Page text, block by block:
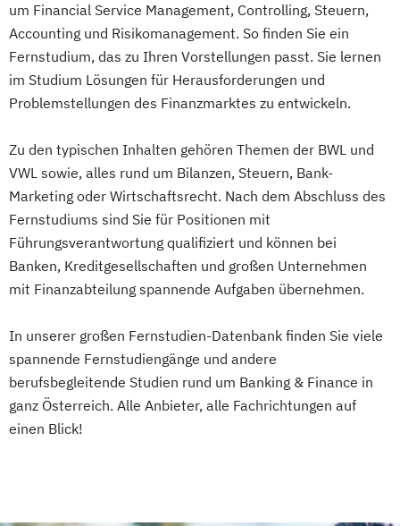
um Financial Service Management, Controlling, Steuern,
Accounting und Risikomanagement. So finden Sie ein
Fernstudium, das zu Ihren Vorstellungen passt. Sie lernen
im Studium Lösungen für Herausforderungen und
Problemstellungen des Finanzmarktes zu entwickeln.
Zu den typischen Inhalten gehören Themen der BWL und
VWL sowie, alles rund um Bilanzen, Steuern, Bank-
Marketing oder Wirtschaftsrecht. Nach dem Abschluss des
Fernstudiums sind Sie für Positionen mit
Führungsverantwortung qualifiziert und können bei
Banken, Kreditgesellschaften und großen Unternehmen
mit Finanzabteilung spannende Aufgaben übernehmen.
In unserer großen Fernstudien-Datenbank finden Sie viele
spannende Fernstudiengänge und andere
berufsbegleitende Studien rund um Banking & Finance in
ganz Österreich. Alle Anbieter, alle Fachrichtungen auf
einen Blick!